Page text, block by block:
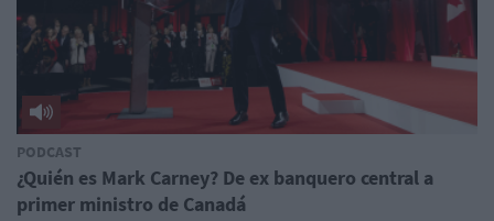
PODCAST
¿Quién es Mark Carney? De ex banquero central a
primer ministro de Canadá